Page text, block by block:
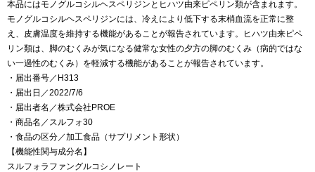
本品にはモノグルコシルヘスペリジンとヒハツ由来ピペリン類が含まれます。
モノグルコシルヘスペリジンには、冷えにより低下する末梢血流を正常に整
え、皮膚温度を維持する機能があることが報告されています。ヒハツ由来ピペ
リン類は、脚のむくみが気になる健常な女性の夕方の脚のむくみ（病的ではな
い一過性のむくみ）を軽減する機能があることが報告されています。
・届出番号／H313
・届出日／2022/7/6
・届出者名／株式会社PROE
・商品名／スルフォ30
・食品の区分／加工食品（サプリメント形状）
【機能性関与成分名】
スルフォラファングルコシノレート